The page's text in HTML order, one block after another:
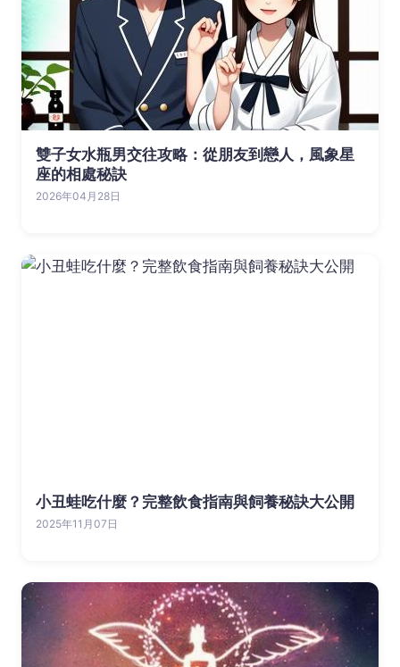
雙子女水瓶男交往攻略：從朋友到戀人，風象星
座的相處秘訣
2026年04月28日
小丑蛙吃什麼？完整飲食指南與飼養秘訣大公開
2025年11月07日